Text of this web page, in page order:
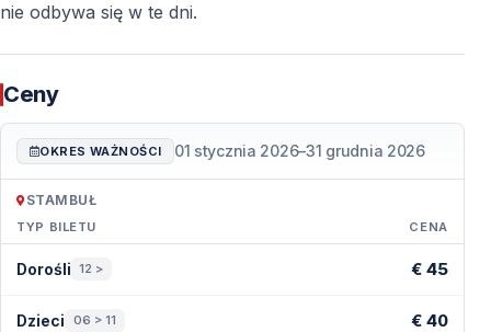
nie odbywa się w te dni.
Ceny
OKRES WAŻNOŚCI 01 stycznia 2026–31 grudnia 2026
STAMBUŁ
TYP BILETU CENA
Dorośli 12 > € 45
Dzieci 06 > 11 € 40